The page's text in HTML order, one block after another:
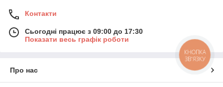
Контакти
Сьогодні працює з 09:00 до 17:30
Показати весь графік роботи
Про нас
КНОПКА
ЗВ'ЯЗКУ